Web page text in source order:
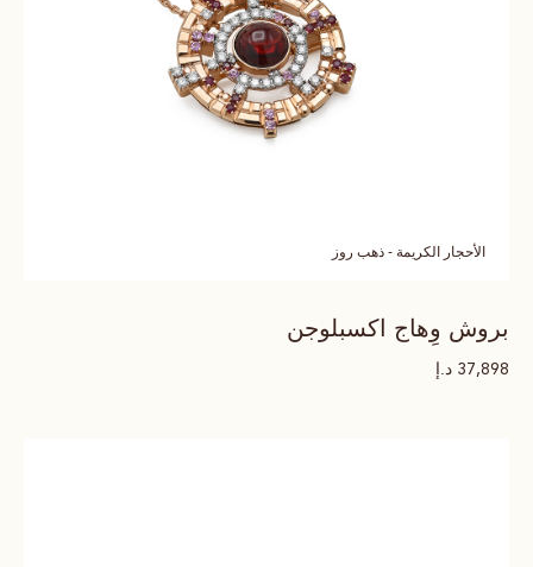
الأحجار الكريمة - ذهب روز
بروش وِهاج اكسبلوجن
37,898 د.إ